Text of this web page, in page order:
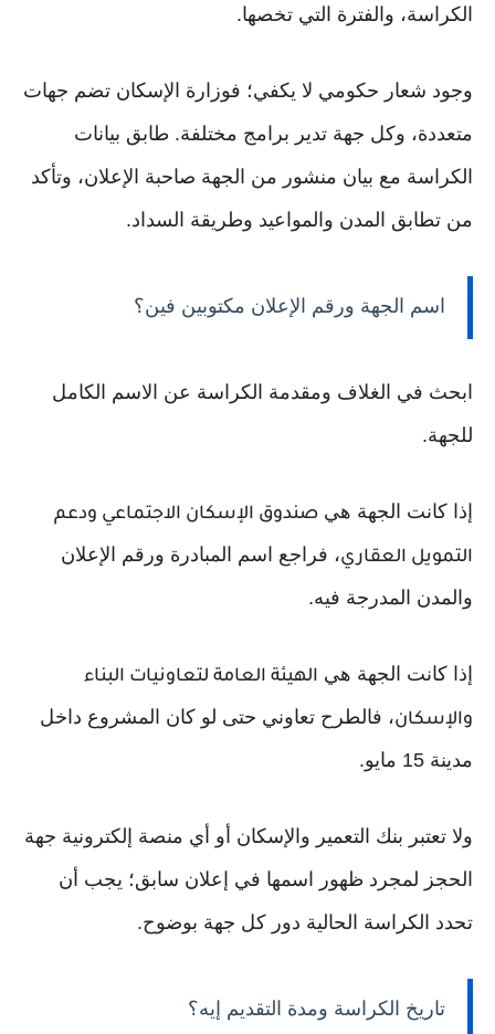
الكراسة، والفترة التي تخصها.
وجود شعار حكومي لا يكفي؛ فوزارة الإسكان تضم جهات
متعددة، وكل جهة تدير برامج مختلفة. طابق بيانات
الكراسة مع بيان منشور من الجهة صاحبة الإعلان، وتأكد
من تطابق المدن والمواعيد وطريقة السداد.
اسم الجهة ورقم الإعلان مكتوبين فين؟
ابحث في الغلاف ومقدمة الكراسة عن الاسم الكامل
للجهة.
إذا كانت الجهة هي صندوق الإسكان الاجتماعي ودعم
التمويل العقاري، فراجع اسم المبادرة ورقم الإعلان
والمدن المدرجة فيه.
إذا كانت الجهة هي الهيئة العامة لتعاونيات البناء
والإسكان، فالطرح تعاوني حتى لو كان المشروع داخل
مدينة 15 مايو.
ولا تعتبر بنك التعمير والإسكان أو أي منصة إلكترونية جهة
الحجز لمجرد ظهور اسمها في إعلان سابق؛ يجب أن
تحدد الكراسة الحالية دور كل جهة بوضوح.
تاريخ الكراسة ومدة التقديم إيه؟